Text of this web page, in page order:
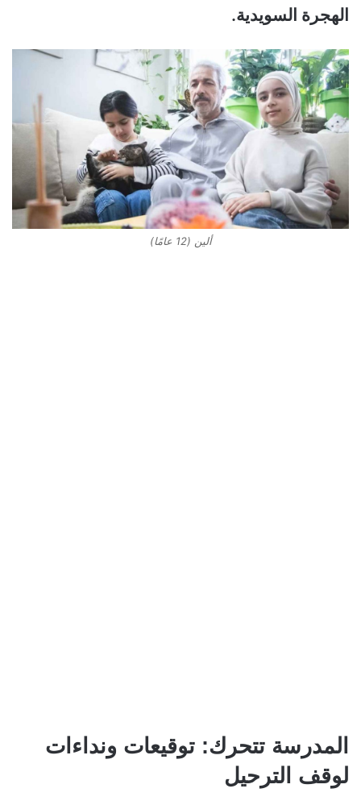
الهجرة السويدية.
ألين (12 عامًا)
المدرسة تتحرك: توقيعات ونداءات
لوقف الترحيل